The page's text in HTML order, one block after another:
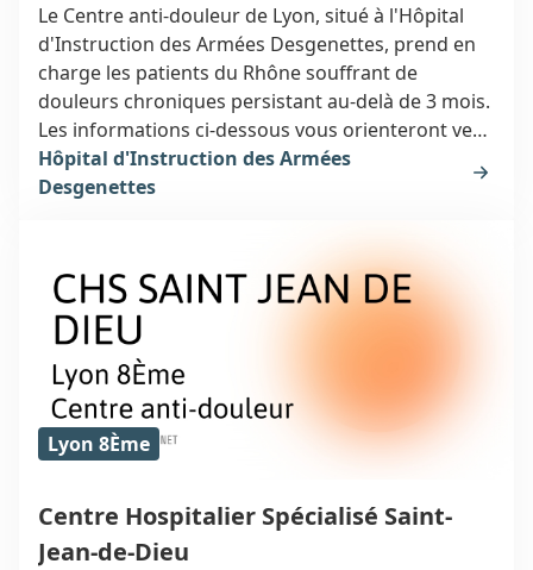
Le Centre anti-douleur de Lyon, situé à l'Hôpital
d'Instruction des Armées Desgenettes, prend en
charge les patients du Rhône souffrant de
douleurs chroniques persistant au-delà de 3 mois.
Les informations ci-dessous vous orienteront vers
un spécialiste de la douleur à Lyon, au 108
boulevard Pinel (69003).
Hôpital d'Instruction des Armées
Desgenettes
Lyon 8Ème
Centre Hospitalier Spécialisé Saint-
Jean-de-Dieu